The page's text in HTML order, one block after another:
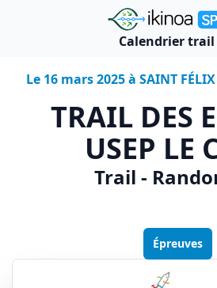
"Ikinoa Sport"
Calendrier trail
Le 16 mars 2025 à SAINT
TRAIL DES
USEP LE
Trail -
Épreuves